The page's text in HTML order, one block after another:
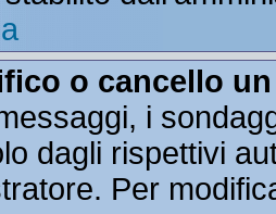
o cancello
i
dagli rispettivi
Per